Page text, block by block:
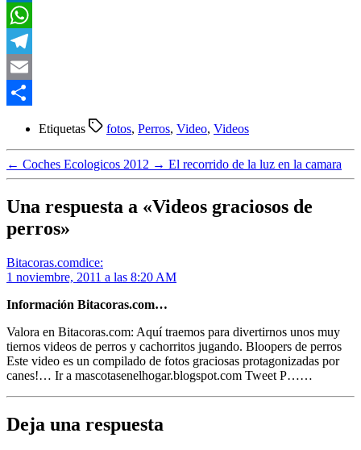
LinkedIn
WhatsApp
Telegram
Email
Etiquetas fotos, Perros, Video, Videos
← Coches Ecologicos 2012 → El recorrido de la luz en la camara
Una respuesta a «Videos graciosos de
perros»
Bitacoras.comdice:
1 noviembre, 2011 a las 8:20 AM
Información Bitacoras.com…
Valora en Bitacoras.com: Aquí traemos para divertirnos unos muy
tiernos videos de perros y cachorritos jugando. Bloopers de perros
Este video es un compilado de fotos graciosas protagonizadas por
canes!… Ir a mascotasenelhogar.blogspot.com Tweet P……
Deja una respuesta